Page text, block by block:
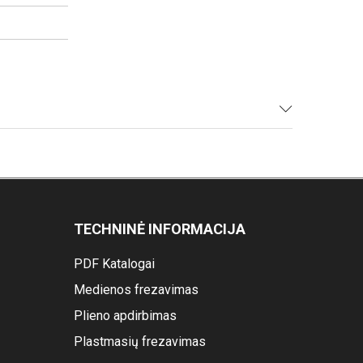
TECHNINĖ INFORMACIJA
PDF Katalogai
Medienos frezavimas
Plieno apdirbimas
Plastmasių frezavimas